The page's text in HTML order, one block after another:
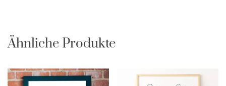
Ähnliche Produkte